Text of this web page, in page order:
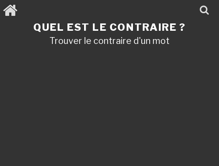
Aller
au
QUEL EST LE CONTRAIRE ?
Trouver le contraire d'un mot